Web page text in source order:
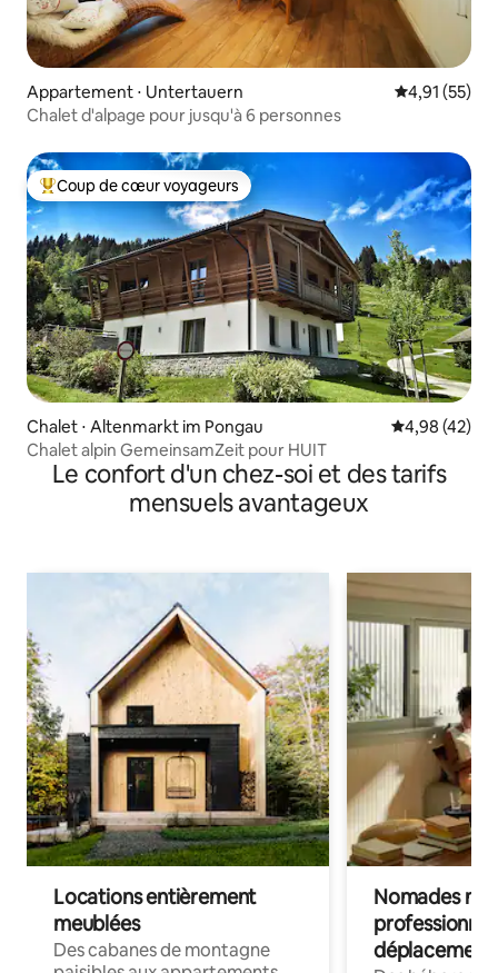
Appartement ⋅ Untertauern Évaluation
4,91 (55)
Chalet d'alpage pour jusqu'à 6 personnes
Coups de cœur voyageurs les plus appréciés
Coup de cœur voyageurs
Chalet ⋅ Altenmarkt im Pongau Évaluation
4,98 (42)
Chalet alpin GemeinsamZeit pour HUIT
Le confort d'un chez-soi et des tarifs
mensuels avantageux
Locations entièrement
meublées
Des cabanes de montagne
Nomades
déplacement